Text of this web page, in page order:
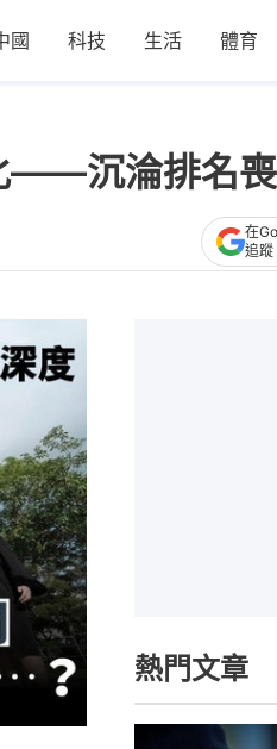
國 科技 生活 體育
——沉淪排名
在
追蹤
熱門文章